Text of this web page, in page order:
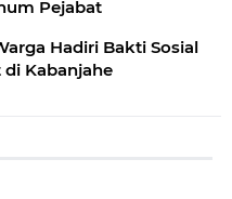
Pejabat
Hadiri Bakti Sosial
Kabanjahe